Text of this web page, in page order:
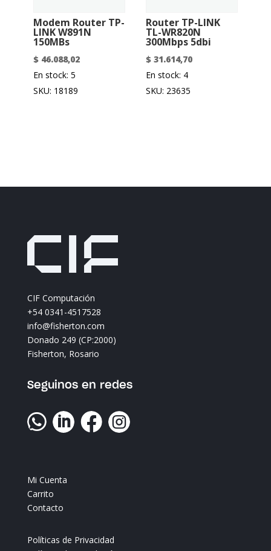
Modem Router TP-
LINK W891N
150MBs
$46.088,02
En stock: 5
SKU: 18189
Router TP-LINK
TL-WR820N
300Mbps 5dbi
$ 31.614,70
En stock: 4
SKU: 23635
CIF Computación
+54 0341-4517528
info@fisherton.com
Donado 249 (CP:2000)
Fisherton, Rosario
Seguinos en redes
   
Mi Cuenta
Carrito
Contacto
Políticas de Privacidad